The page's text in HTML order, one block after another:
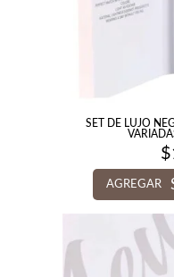
SET DE LUJO
$
AGREGAR